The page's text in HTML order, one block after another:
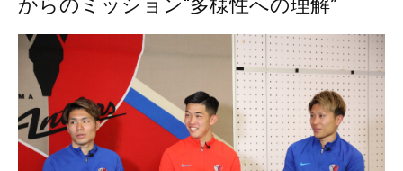
からのミッション“多様性への理解”